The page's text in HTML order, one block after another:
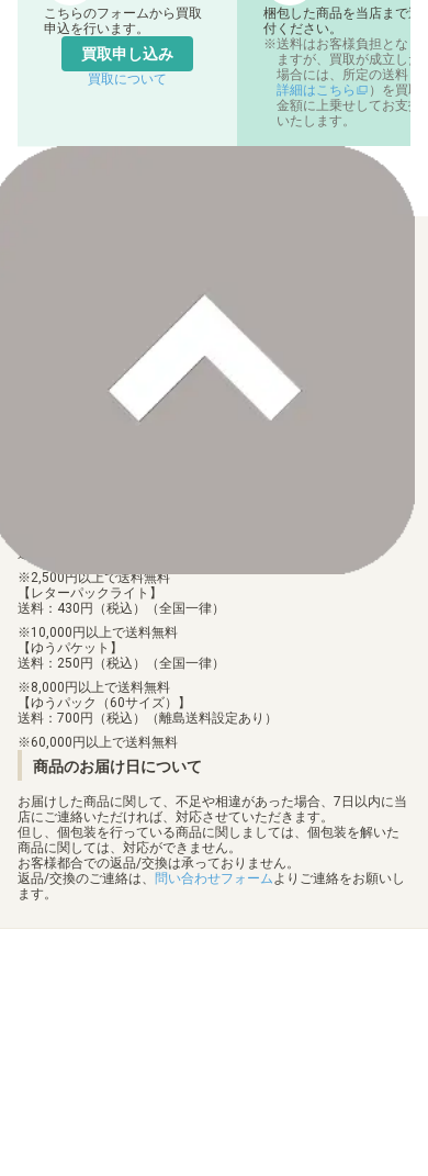
こちらのフォームから買取
申込を行います。
買取申し込み
買取について
梱包した商品を当店まで送
付ください。
送料はお客様負担となり
ますが、買取が成立した
場合には、所定の送料（
詳細はこちら
）を買取
金額に上乗せしてお支払
いたします。
各種ブランドのカードをご利用いただけます。
【Paidy（後払い/コンビニ払い）】
お支払後の在庫確保となりますため、お早めにお支払をお願いし
なお、お支払口座は、注文確認メールに記載しております。
振込手数料はお客様負担となります。
送料：100円（税込）（全国一律）
2,500円以上で送料無料
【レターパックライト】
送料：430円（税込）（全国一律）
10,000円以上で送料無料
【ゆうパケット】
送料：250円（税込）（全国一律）
8,000円以上で送料無料
【ゆうパック（60サイズ）】
送料：700円（税込）（離島送料設定あり）
60,000円以上で送料無料
商品のお届け日について
お届けした商品に関して、不足や相違があった場合、7日以内に当
店にご連絡いただければ、対応させていただきます。
但し、個包装を行っている商品に関しましては、個包装を解いた
商品に関しては、対応ができません。
お客様都合での返品/交換は承っておりません。
返品/交換のご連絡は、 問い合わせフォームよりご連絡をお願いし
ます。